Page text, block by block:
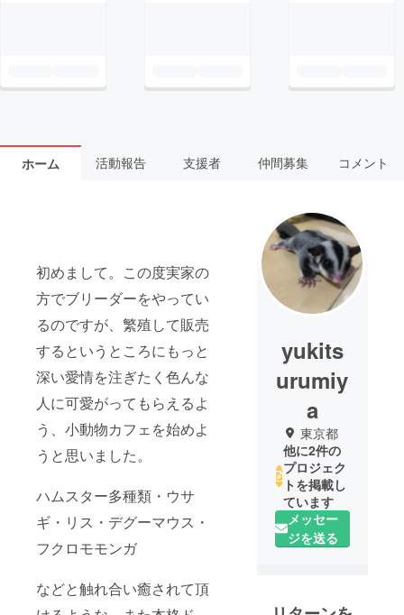
ホーム 活動報告 支援者 仲間募集 コメント
初めまして。この度実家の
方でブリーダーをやってい
るのですが、繁殖して販売
するというところにもっと
深い愛情を注ぎたく色んな
人に可愛がってもらえるよ
う、小動物カフェを始めよ
うと思いました。
ハムスター多種類・ウサ
ギ・リス・デグーマウス・
フクロモモンガ
などと触れ合い癒されて頂
yukits
urumiy
a
東京都
他に2件の
プロジェク
トを掲載し
ています
メッセー
ジを送る